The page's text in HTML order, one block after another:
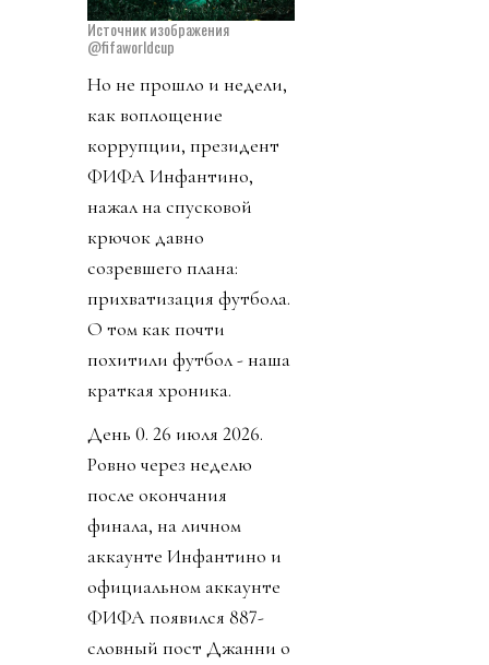
Источник изображения
@fifaworldcup
Но не прошло и недели,
как воплощение
коррупции, президент
ФИФА Инфантино,
нажал на спусковой
крючок давно
созревшего плана:
прихватизация футбола.
О том как почти
похитили футбол - наша
краткая хроника.
День 0. 26 июля 2026.
Ровно через неделю
после окончания
финала, на личном
аккаунте Инфантино и
официальном аккаунте
ФИФА появился 887-
словный пост Джанни о